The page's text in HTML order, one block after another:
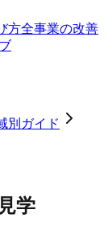
方全事業の改善
別ガイド
学